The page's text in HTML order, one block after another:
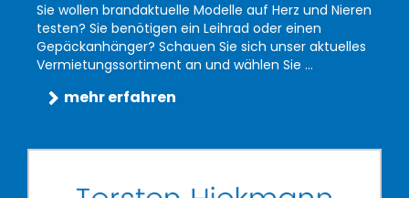
Sie wollen brandaktuelle Modelle auf Herz und Nieren
testen? Sie benötigen ein Leihrad oder einen
Gepäckanhänger? Schauen Sie sich unser aktuelles
Vermietungssortiment an und wählen Sie ...
mehr erfahren